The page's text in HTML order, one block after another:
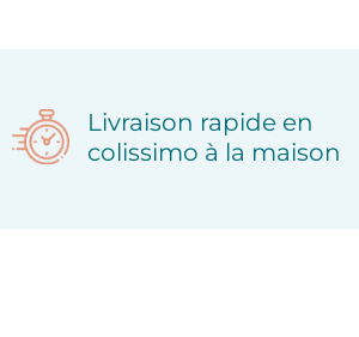
Livraison rapide en
colissimo à la maison